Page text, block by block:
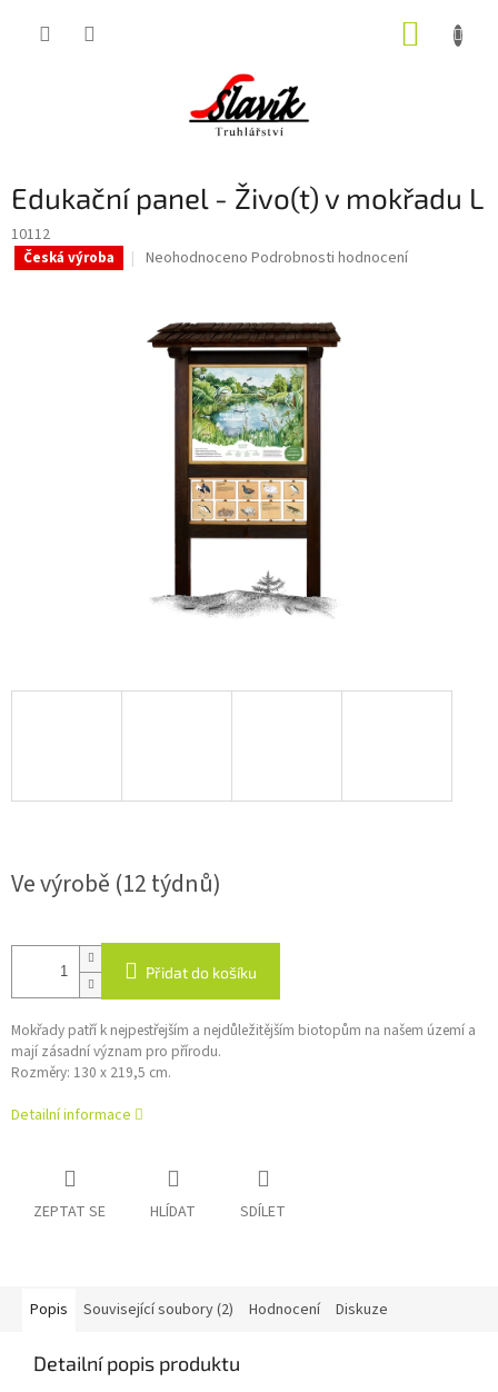
Edukační panel - Živo(t) v mokřadu L
10112
Česká výroba
Průměrné
0,0
hvězdiček.
Neohodnoceno Podrobnosti hodnocení
Ve výrobě (12 týdnů)
Přidat do košíku
Mokřady patří k nejpestřejším a nejdůležitějším biotopům na našem území a
mají zásadní význam pro přírodu.
Rozměry: 130 x 219,5 cm.
Detailní informace
ZEPTAT SE HLÍDAT SDÍLET
Popis Související soubory (2) Hodnocení Diskuze
Detailní popis produktu